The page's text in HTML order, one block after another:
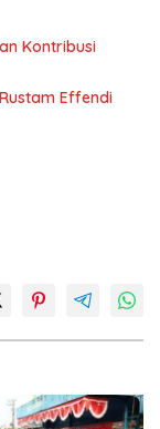
Kontribusi
Effendi